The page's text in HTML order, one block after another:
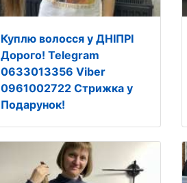
Куплю волосся у ДНІПРІ
Дорого! Telegram
0633013356 Viber
0961002722 Стрижка у
Подарунок!